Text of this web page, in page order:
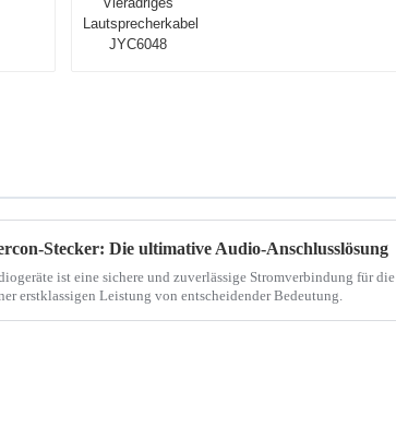
Stecker: Die ultimative Audio-Anschlusslösung
ist eine sichere und zuverlässige Stromverbindung für die
erstklassigen Leistung von entscheidender Bedeutung.